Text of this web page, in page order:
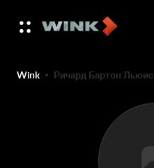
Wink Ричард Бартон Льюис